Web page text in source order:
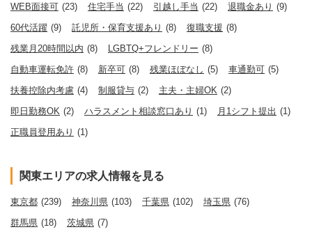
WEB面接可 (23) 住宅手当 (22) 引越し手当 (22) 退職金あり (9)
60代活躍 (9) 託児所・保育支援あり (8) 復職支援 (8)
残業月20時間以内 (8) LGBTQ+フレンドリー (8)
自動車運転免許 (8) 新卒可 (8) 残業ほぼなし (5) 車通勤可 (5)
扶養控除内考慮 (4) 制服貸与 (2) 主夫・主婦OK (2)
即日勤務OK (2) ハラスメント相談窓口あり (1) 月1シフト提出 (1)
正職員登用あり (1)
関東エリアの求人情報を見る
東京都 (239) 神奈川県 (103) 千葉県 (102) 埼玉県 (76)
群馬県 (18) 茨城県 (7)